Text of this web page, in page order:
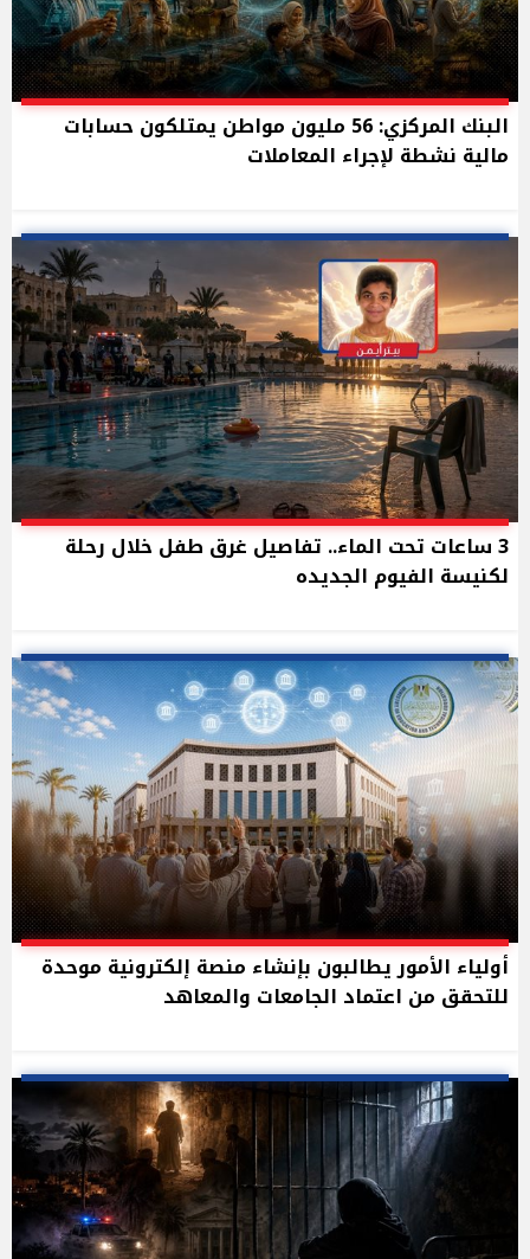
البنك المركزي: 56 مليون مواطن يمتلكون حسابات
مالية نشطة لإجراء المعاملات
3 ساعات تحت الماء.. تفاصيل غرق طفل خلال رحلة
لكنيسة الفيوم الجديده
أولياء الأمور يطالبون بإنشاء منصة إلكترونية موحدة
للتحقق من اعتماد الجامعات والمعاهد